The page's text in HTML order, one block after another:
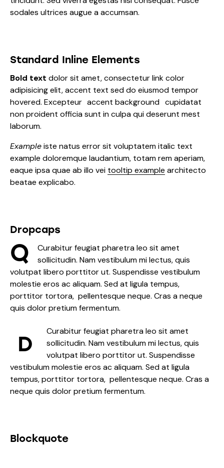
sodales ultrices augue a accumsan.
Standard Inline Elements
Bold text dolor sit amet, consecteturlink color
adipisicing elit, accent text sed do eiusmod tempor
hovered. Excepteur accent background cupidatat
non proident officia sunt in culpa qui deserunt mest
laborum.
Exampleiste natus error sit voluptatem italic text
example doloremque laudantium, totam rem aperiam,
eaque ipsa quae ab illo vei tooltip example architecto
beatae explicabo.
Dropcaps
Q
Curabitur feugiat pharetra leo sit amet
sollicitudin. Nam vestibulum mi lectus, quis
volutpat libero porttitor ut. Suspendisse vestibulum
molestie eros ac aliquam. Sed at ligula tempus,
porttitor tortora, pellentesque neque. Cras a neque
quis dolor pretium fermentum.
D
Curabitur feugiat pharetra leo sit amet
sollicitudin. Nam vestibulum mi lectus, quis
volutpat libero porttitor ut. Suspendisse
vestibulum molestie eros ac aliquam. Sed at ligula
tempus, porttitor tortora, pellentesque neque. Cras a
neque quis dolor pretium fermentum.
Blockquote